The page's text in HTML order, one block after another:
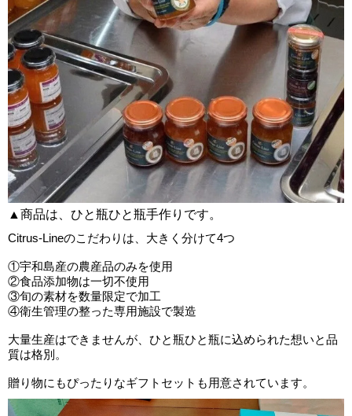
▲商品は、ひと瓶ひと瓶手作りです。
Citrus-Lineのこだわりは、大きく分けて4つ
①宇和島産の農産品のみを使用
②食品添加物は一切不使用
③旬の素材を数量限定で加工
④衛生管理の整った専用施設で製造
大量生産はできませんが、ひと瓶ひと瓶に込められた想いと品
質は格別。
贈り物にもぴったりなギフトセットも用意されています。